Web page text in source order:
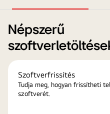
Népszerű
Szoftverfrissítés
Tudja meg, hogyan frissítheti
szoftverét.